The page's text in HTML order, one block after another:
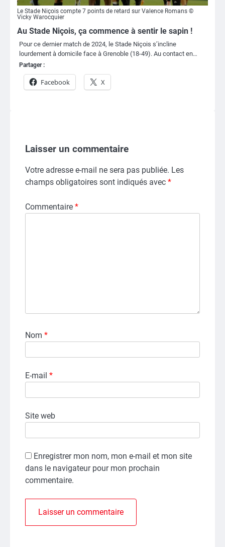
Le Stade Niçois compte 7 points de retard sur Valence Romans ©
Vicky Warocquier
Au Stade Niçois, ça commence à sentir le sapin !
Pour ce dernier match de 2024, le Stade Niçois s’incline
lourdement à domicile face à Grenoble (18-49). Au contact en…
Partager :
Facebook X
Laisser un commentaire
Votre adresse e-mail ne sera pas publiée. Les
champs obligatoires sont indiqués avec *
Commentaire *
Nom *
E-mail *
Site web
Enregistrer mon nom, mon e-mail et mon site
dans le navigateur pour mon prochain
commentaire.